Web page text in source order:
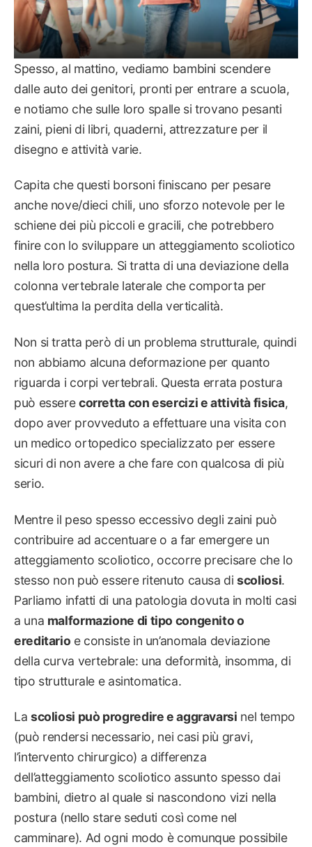
Spesso, al mattino, vediamo bambini scendere
dalle auto dei genitori, pronti per entrare a scuola,
e notiamo che sulle loro spalle si trovano pesanti
zaini, pieni di libri, quaderni, attrezzature per il
disegno e attività varie.
Capita che questi borsoni finiscano per pesare
anche nove/dieci chili, uno sforzo notevole per le
schiene dei più piccoli e gracili, che potrebbero
finire con lo sviluppare un atteggiamento scoliotico
nella loro postura. Si tratta di una deviazione della
colonna vertebrale laterale che comporta per
quest’ultima la perdita della verticalità.
Non si tratta però di un problema strutturale, quindi
non abbiamo alcuna deformazione per quanto
riguarda i corpi vertebrali. Questa errata postura
può esserecorretta con esercizi e attività fisica,
dopo aver provveduto a effettuare una visita con
un medico ortopedico specializzato per essere
sicuri di non avere a che fare con qualcosa di più
serio.
Mentre il peso spesso eccessivo degli zaini può
contribuire ad accentuare o a far emergere un
atteggiamento scoliotico, occorre precisare che lo
stesso non può essere ritenuto causa discoliosi.
Parliamo infatti di una patologia dovuta in molti casi
a una malformazione di tipo congenito o
ereditario e consiste in un’anomala deviazione
della curva vertebrale: una deformità, insomma, di
tipo strutturale e asintomatica.
La scoliosi può progredire e aggravarsi nel tempo
(può rendersi necessario, nei casi più gravi,
l’intervento chirurgico) a differenza
dell’atteggiamento scoliotico assunto spesso dai
bambini, dietro al quale si nascondono vizi nella
postura (nello stare seduti così come nel
camminare). Ad ogni modo è comunque possibile